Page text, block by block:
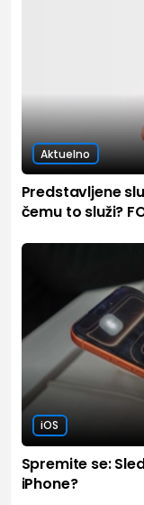
Aktuelno
Predstavljene
čemu to služi?
iOS
Spremite se:
iPhone?